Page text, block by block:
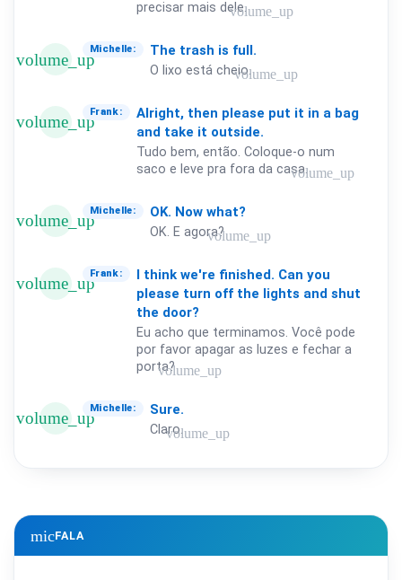
precisar mais dele.volume_up
volume_up
Michelle: The trash is full.
O lixo está cheio.volume_up
volume_up
Frank: Alright, then please put it in a bag
and take it outside.
Tudo bem, então. Coloque-o num
saco e leve pra fora da casa.volume_up
volume_up
Michelle: OK. Now what?
OK. E agora?volume_up
volume_up
Frank: think we're finished. Can you
please turn off the lights and shut
the door?
Eu acho que terminamos. Você pode
por favor apagar as luzes e fechar a
porta?volume_up
volume_up
Michelle: Sure.
Claro.volume_up
micFALA